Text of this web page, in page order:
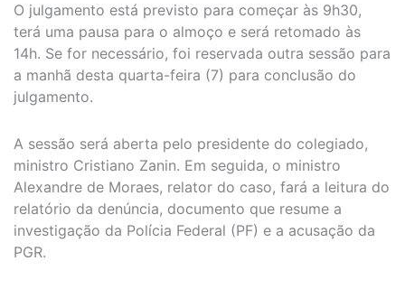
O julgamento está previsto para começar às 9h30,
terá uma pausa para o almoço e será retomado às
14h. Se for necessário, foi reservada outra sessão para
a manhã desta quarta-feira (7) para conclusão do
julgamento.
A sessão será aberta pelo presidente do colegiado,
ministro Cristiano Zanin. Em seguida, o ministro
Alexandre de Moraes, relator do caso, fará a leitura do
relatório da denúncia, documento que resume a
investigação da Polícia Federal (PF) e a acusação da
PGR.